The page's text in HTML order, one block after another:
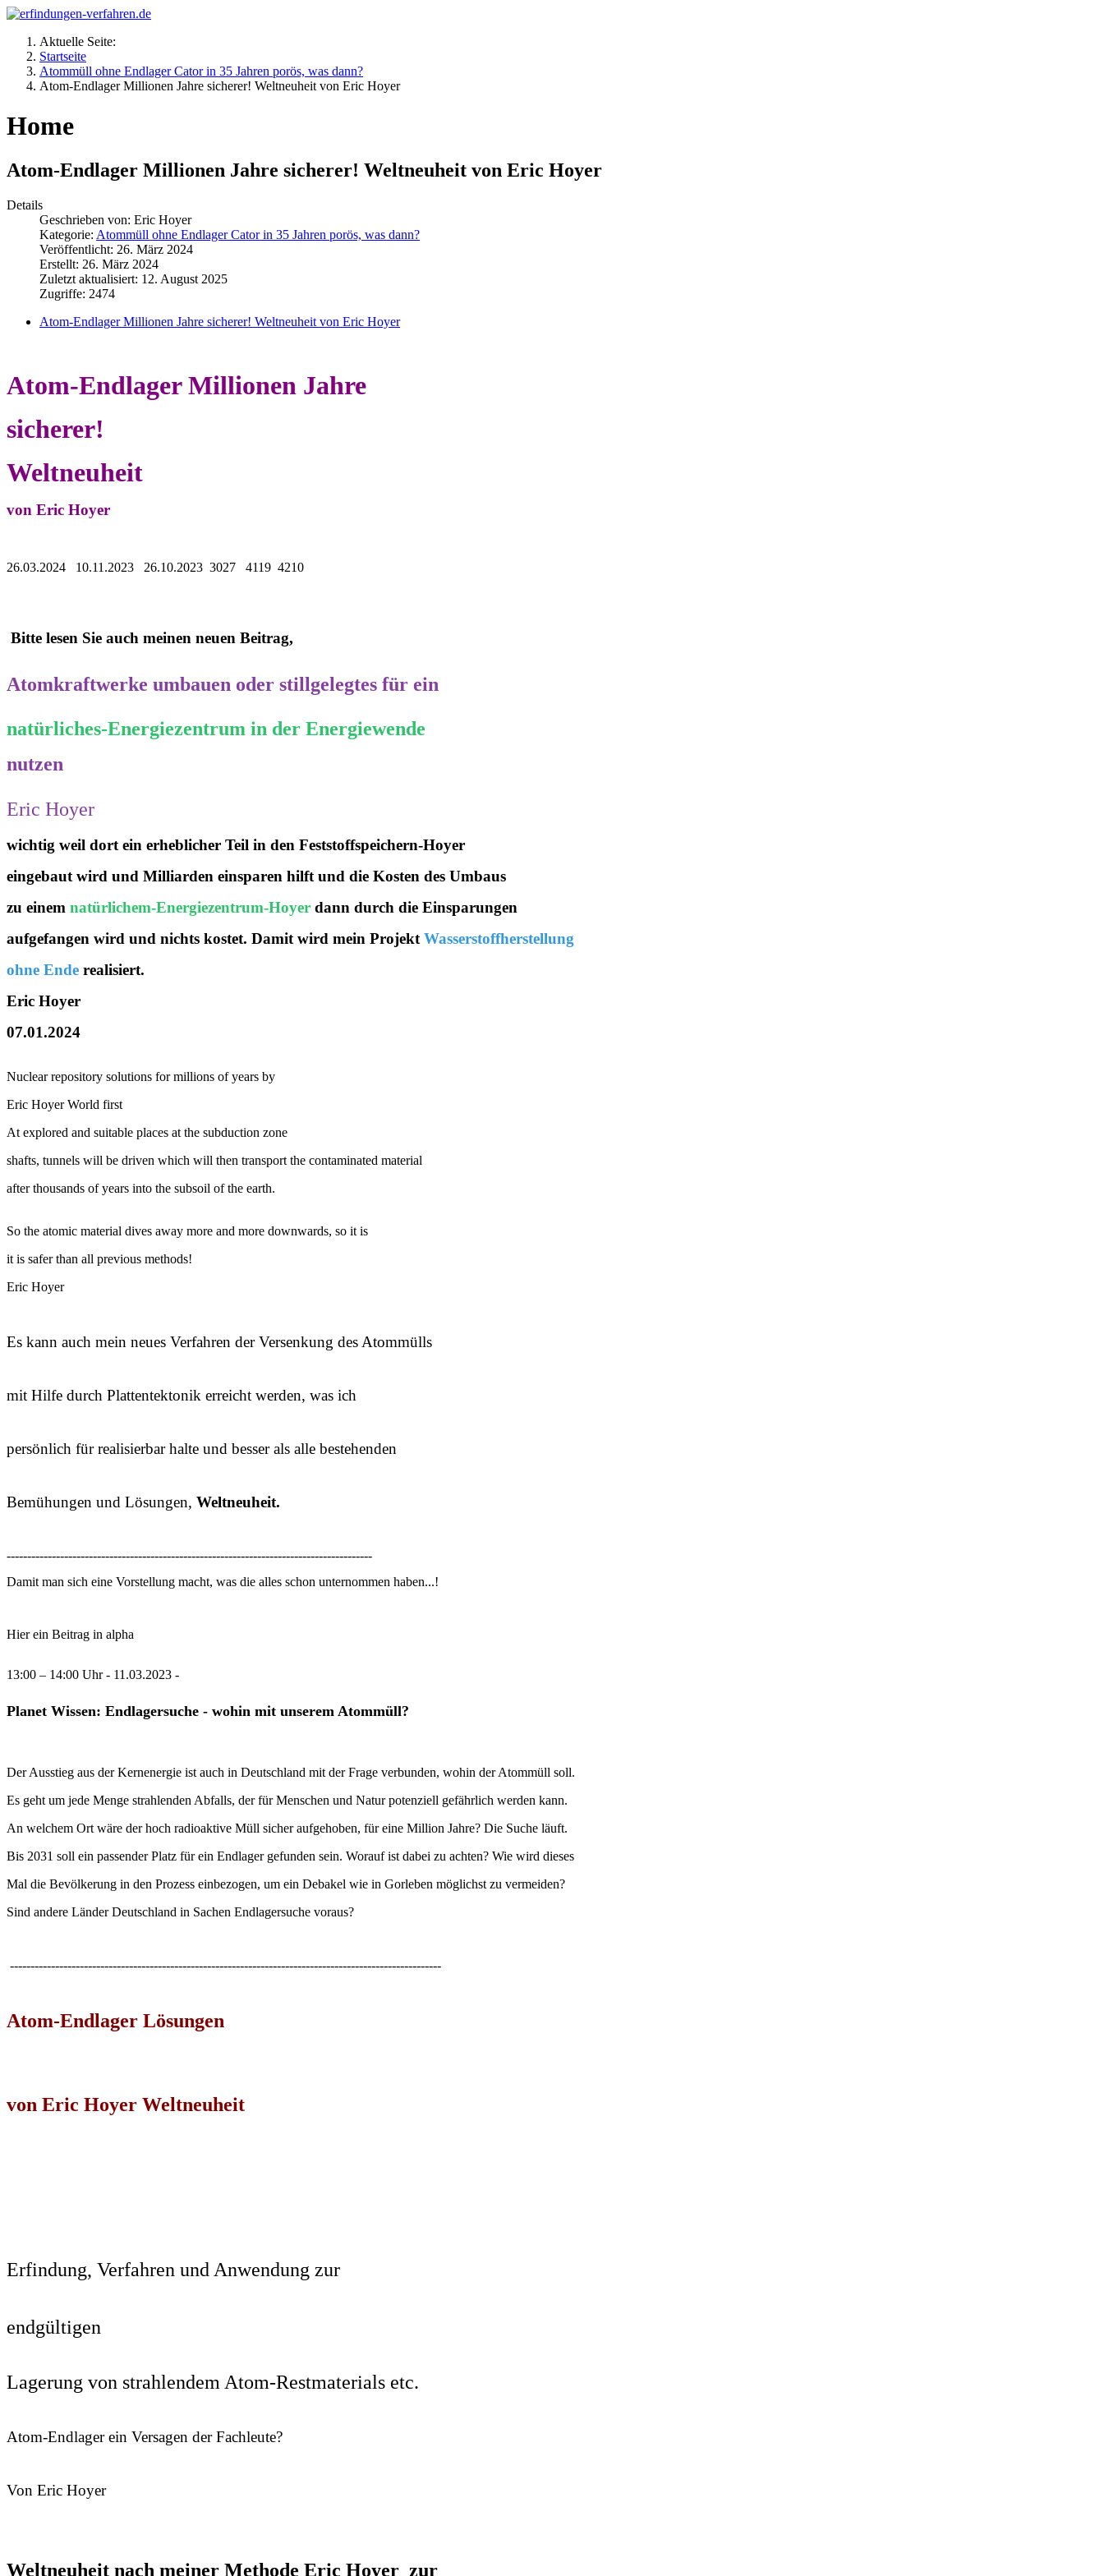
Aktuelle Seite:
Startseite
Atommüll ohne Endlager Cator in 35 Jahren porös, was dann?
Atom-Endlager Millionen Jahre sicherer! Weltneuheit von Eric Hoyer
Home
Atom-Endlager Millionen Jahre sicherer! Weltneuheit von Eric Hoyer
Details
Geschrieben von: Eric Hoyer
Kategorie: Atommüll ohne Endlager Cator in 35 Jahren porös, was dann?
Veröffentlicht: 26. März 2024
Erstellt: 26. März 2024
Zuletzt aktualisiert: 12. August 2025
Zugriffe: 2474
Atom-Endlager Millionen Jahre sicherer! Weltneuheit von Eric Hoyer
Atom-Endlager Millionen Jahre
sicherer!
Weltneuheit
von Eric Hoyer
26.03.2024 10.11.2023 26.10.2023 3027 4119 4210
Bitte lesen Sie auch meinen neuen Beitrag,
Atomkraftwerke umbauen oder stillgelegtes für ein
natürliches-Energiezentrum in der Energiewende
nutzen
Eric Hoyer
wichtig weil dort ein erheblicher Teil in den Feststoffspeichern-Hoyer
eingebaut wird und Milliarden einsparen hilft und die Kosten des Umbaus
zu einem natürlichem-Energiezentrum-Hoyer dann durch die Einsparungen
aufgefangen wird und nichts kostet. Damit wird mein Projekt Wasserstoffherstellung
ohne Ende realisiert.
Eric Hoyer
07.01.2024
Nuclear repository solutions for millions of years by
Eric Hoyer World first
At explored and suitable places at the subduction zone
shafts, tunnels will be driven which will then transport the contaminated material
after thousands of years into the subsoil of the earth.
So the atomic material dives away more and more downwards, so it is
it is safer than all previous methods!
Eric Hoyer
Es kann auch mein neues Verfahren der Versenkung des Atommülls
mit Hilfe durch Plattentektonik erreicht werden, was ich
persönlich für realisierbar halte und besser als alle bestehenden
Bemühungen und Lösungen, Weltneuheit.
-----------------------------------------------------------------------------------------
Damit man sich eine Vorstellung macht, was die alles schon unternommen haben...!
Hier ein Beitrag in alpha
13:00 – 14:00 Uhr - 11.03.2023 -
Planet Wissen: Endlagersuche - wohin mit unserem Atommüll?
Der Ausstieg aus der Kernenergie ist auch in Deutschland mit der Frage verbunden, wohin der Atommüll soll.
Es geht um jede Menge strahlenden Abfalls, der für Menschen und Natur potenziell gefährlich werden kann.
An welchem Ort wäre der hoch radioaktive Müll sicher aufgehoben, für eine Million Jahre? Die Suche läuft.
Bis 2031 soll ein passender Platz für ein Endlager gefunden sein. Worauf ist dabei zu achten? Wie wird dieses
Mal die Bevölkerung in den Prozess einbezogen, um ein Debakel wie in Gorleben möglichst zu vermeiden?
Sind andere Länder Deutschland in Sachen Endlagersuche voraus?
---------------------------------------------------------------------------------------------------------
Atom-Endlager Lösungen
von Eric Hoyer Weltneuheit
Erfindung, Verfahren und Anwendung zur
endgültigen
Lagerung von strahlendem Atom-Restmaterials etc.
Atom-Endlager ein Versagen der Fachleute?
Von Eric Hoyer
Weltneuheit nach meiner Methode Eric Hoyer zur